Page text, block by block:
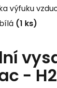
výfuku
(1 ks)
-